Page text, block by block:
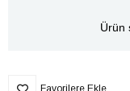
Ürün
Favorilere Ekle